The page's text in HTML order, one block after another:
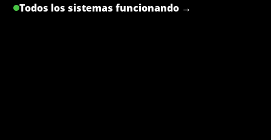
Todos los sistemas funcionando →